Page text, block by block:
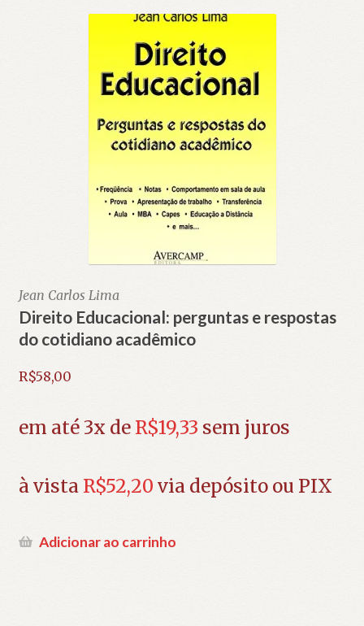
Jean Carlos Lima
Direito Educacional: perguntas e respostas
do cotidiano acadêmico
R$58,00
em até 3x de R$19,33 sem juros
à vista R$52,20 via depósito ou PIX
Adicionar ao carrinho